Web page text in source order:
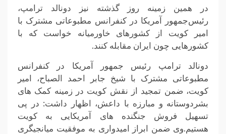
در همین زمینه روز گذشته نیز دونالد ترامپ،
رئیس‌جمهور آمریکا در کنفرانس مطبوعاتی مشترک با
امیر کویت از کشورهای خاورمیانه خواست که با
کشورهایی چون ایران مقابله کنند.
دونالد ترامپ رئیس جمهور آمریکا در کنفرانس
مطبوعاتی مشترک با شیخ جابر احمد الصباح، امیر
کویت، ضمن تمجید از نقش کویت در زمینه کمک های
بشردوستانه و مبارزه با داعش، اظهار داشت: در پی
تسهیل فروش جنگنده های آمریکایی به کویت
هستیم.وی ضمن ابراز امیدواری به موفقیت میانجیگری